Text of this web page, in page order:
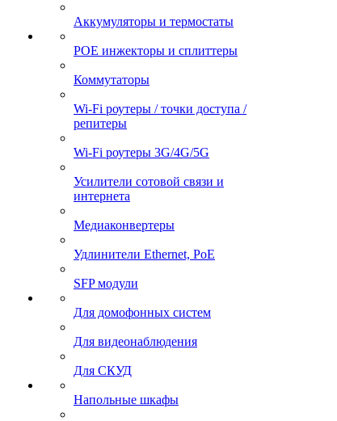
Аккумуляторы и термостаты
POE инжекторы и сплиттеры
Коммутаторы
Wi-Fi роутеры / точки доступа /
репитеры
Wi-Fi роутеры 3G/4G/5G
Усилители сотовой связи и
интернета
Медиаконвертеры
Удлинители Ethernet, PoE
SFP модули
Для домофонных систем
Для видеонаблюдения
Для СКУД
Напольные шкафы